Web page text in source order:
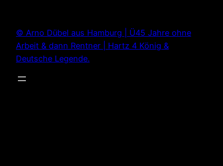
springen
© Arno Dübel aus Hamburg | Ü45 Jahre ohne
Arbeit & dann Rentner | Hartz 4 König &
Deutsche Legende.